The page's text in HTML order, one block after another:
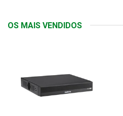
OS MAIS VENDIDOS